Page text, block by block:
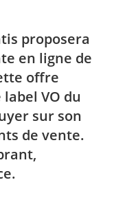
proposera
en ligne de
offre
VO du
sur son
de vente.